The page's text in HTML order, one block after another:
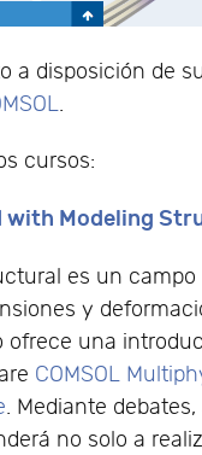
a disposición de
.
cursos:
Modeling
es un
y
ofrece una
COMSOL
. Mediante
no solo a